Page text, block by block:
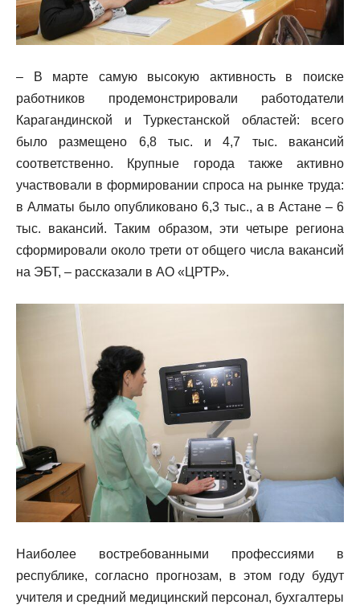
– В марте самую высокую активность в поиске
работников продемонстрировали работодатели
Карагандинской и Туркестанской областей: всего
было размещено 6,8 тыс. и 4,7 тыс. вакансий
соответственно. Крупные города также активно
участвовали в формировании спроса на рынке труда:
в Алматы было опубликовано 6,3 тыс., а в Астане – 6
тыс. вакансий. Таким образом, эти четыре региона
сформировали около трети от общего числа вакансий
на ЭБТ, – рассказали в АО «ЦРТР».
Наиболее востребованными профессиями в
республике, согласно прогнозам, в этом году будут
учителя и средний медицинский персонал, бухгалтеры